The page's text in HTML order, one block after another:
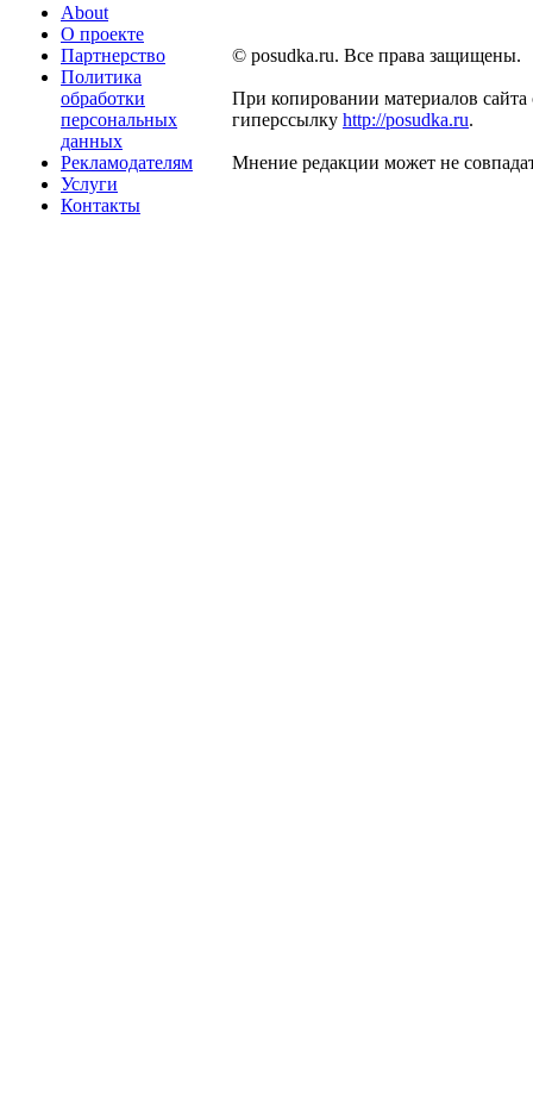
About
О проекте
Партнерство
Политика
обработки
персональных
данных
Рекламодателям
Услуги
Контакты
© posudka.ru. Все права защищены.
При копировании материалов сайта
гиперссылку http://posudka.ru.
Мнение редакции может не